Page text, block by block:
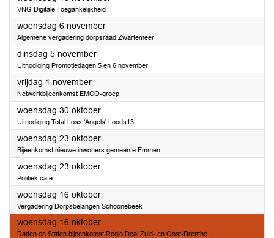
VNG Digitale Toegankelijkheid
woensdag 6 november2024
Algemene vergadering dorpsraad Zwartemeer
dinsdag 5 november2024
Uitnodiging Promotiedagen 5 en 6 november
vrijdag 1 november2024
Netwerkbijeenkomst EMCO-groep
woensdag 30 oktober2024
Uitnodiging Total Loss 'Angels' Loods13
woensdag 23 oktober2024
Bijeenkomst nieuwe inwoners gemeente Emmen
woensdag 23 oktober2024
Politiek café
woensdag 16 oktober2024
Vergadering Dorpsbelangen Schoonebeek
woensdag 16 oktober2024
Raden en Staten bijeenkomst Regio Deal Zuid- en Oost-Drenthe II